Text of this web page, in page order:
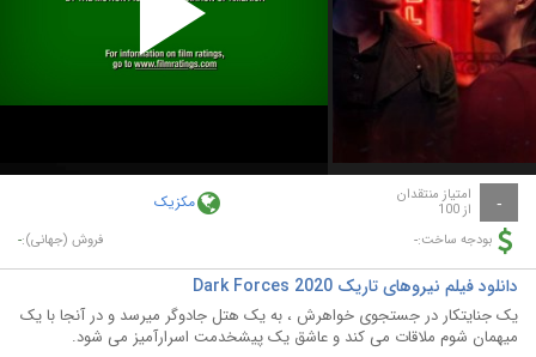
Play
Video
- امتیاز منتقدان
از 100 مکزیک
بودجه ساخت:- فروش (جهانی):-
دانلود فیلم نیروهای تاریک Dark Forces 2020
یک جنایتکار در جستجوی خواهرش ، به یک هتل جادوگر میرسد و در آنجا با یک
میهمان شوم ملاقات می کند و عاشق یک پیشخدمت اسرارآمیز می شود.